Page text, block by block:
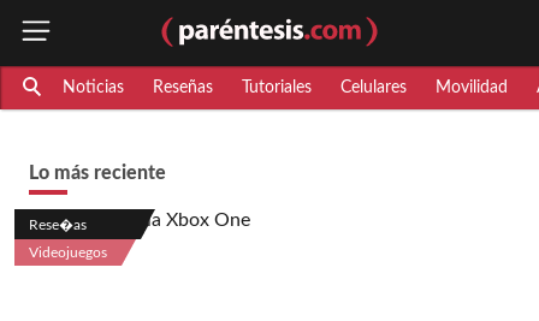
Noticias Reseñas Tutoriales Celulares Movilidad
Lo más reciente
Rese�as
Videojuegos